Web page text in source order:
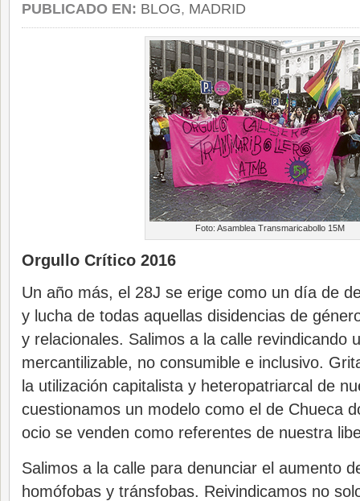
PUBLICADO EN: BLOG, MADRID
Foto: Asamblea Transmaricabollo 15M
Orgullo Crítico 2016
Un año más, el 28J se erige como un día de
y lucha de todas aquellas disidencias de
y relacionales. Salimos a la calle revindicando
mercantilizable, no consumible e inclusivo.
la utilización capitalista y heteropatriarcal de
cuestionamos un modelo como el de Chueca
ocio se venden como referentes de nuestra
Salimos a la calle para denunciar el aumento
homófobas y tránsfobas. Reivindicamos no